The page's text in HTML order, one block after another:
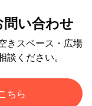
い合わせ
きスペース・広場
ください。
ちら